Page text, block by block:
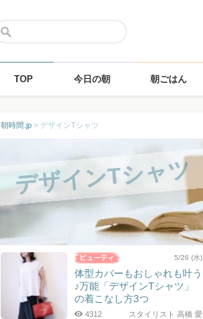
TOP 今日の朝 朝ごはん
朝時間.jp > デザインTシャツ
デザインTシャツ
5/26 (水)
体型カバーもおしゃれも叶う
♪万能「デザインTシャツ」
の着こなし方3つ
スタイリスト 高橋 愛
4312